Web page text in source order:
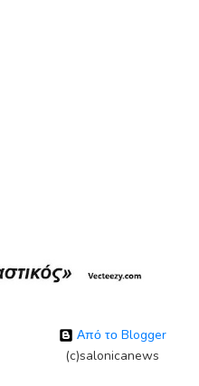
Από το Blogger
(c)salonicanews